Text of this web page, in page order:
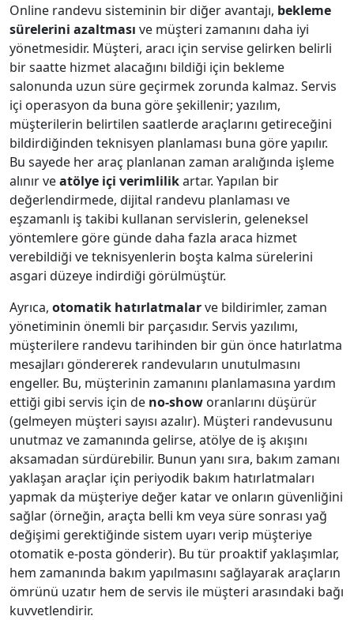
Online randevu sisteminin bir diğer avantajı, bekleme
sürelerini azaltması ve müşteri zamanını daha iyi
yönetmesidir. Müşteri, aracı için servise gelirken belirli
bir saatte hizmet alacağını bildiği için bekleme
salonunda uzun süre geçirmek zorunda kalmaz. Servis
içi operasyon da buna göre şekillenir; yazılım,
müşterilerin belirtilen saatlerde araçlarını getireceğini
bildirdiğinden teknisyen planlaması buna göre yapılır.
Bu sayede her araç planlanan zaman aralığında işleme
alınır veatölye içi verimlilikartar. Yapılan bir
değerlendirmede, dijital randevu planlaması ve
eşzamanlı iş takibi kullanan servislerin, geleneksel
yöntemlere göre günde daha fazla araca hizmet
verebildiği ve teknisyenlerin boşta kalma sürelerini
asgari düzeye indirdiği görülmüştür.
Ayrıca, otomatik hatırlatmalarve bildirimler, zaman
yönetiminin önemli bir parçasıdır. Servis yazılımı,
müşterilere randevu tarihinden bir gün önce hatırlatma
mesajları göndererek randevuların unutulmasını
engeller. Bu, müşterinin zamanını planlamasına yardım
ettiği gibi servis için de no-show oranlarını düşürür
(gelmeyen müşteri sayısı azalır). Müşteri randevusunu
unutmaz ve zamanında gelirse, atölye de iş akışını
aksamadan sürdürebilir. Bunun yanı sıra, bakım zamanı
yaklaşan araçlar için periyodik bakım hatırlatmaları
yapmak da müşteriye değer katar ve onların güvenliğini
sağlar (örneğin, araçta belli km veya süre sonrası yağ
değişimi gerektiğinde sistem uyarı verip müşteriye
otomatik e-posta gönderir). Bu tür proaktif yaklaşımlar,
hem zamanında bakım yapılmasını sağlayarak araçların
ömrünü uzatır hem de servis ile müşteri arasındaki bağı
kuvvetlendirir.